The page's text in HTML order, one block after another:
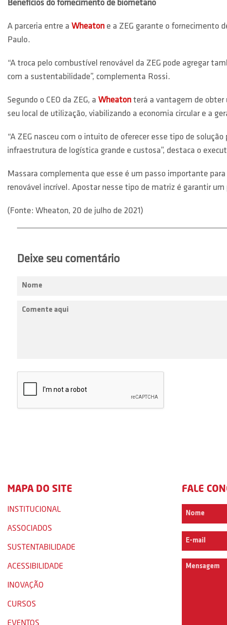
Benefícios do fornecimento de biometano
A parceria entre a Wheaton e a ZEG garante o fornecimento
Paulo.
“A troca pelo combustível renovável da ZEG pode agregar
com a sustentabilidade”, complementa Rossi.
Segundo o CEO da ZEG, a Wheaton terá a vantagem de obter
seu local de utilização, viabilizando a economia circular e a
“A ZEG nasceu com o intuito de oferecer esse tipo de
infraestrutura de logística grande e custosa”, destaca o
Massara complementa que esse é um passo importante para
renovável incrível. Apostar nesse tipo de matriz é garantir um
(Fonte: Wheaton, 20 de julho de 2021)
Deixe seu comentário
MAPA DO SITE
INSTITUCIONAL
ASSOCIADOS
SUSTENTABILIDADE
ACESSIBILIDADE
INOVAÇÃO
CURSOS
EVENTOS
FALE